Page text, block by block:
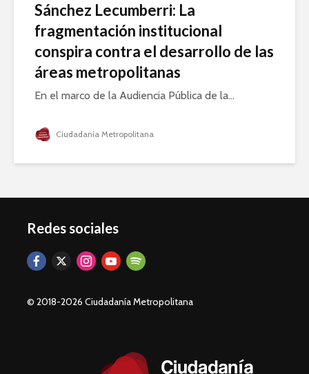
Sánchez Lecumberri: La
fragmentación institucional
conspira contra el desarrollo de las
áreas metropolitanas
En el marco de la Audiencia Pública de la...
Ciudadanía Metropolitana
Redes sociales
© 2018-2026 Ciudadanía Metropolitana